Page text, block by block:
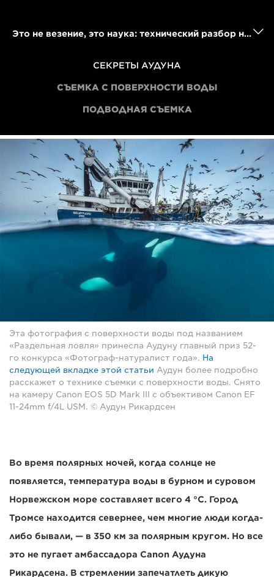
Это не везение, это наука: технический разбор невероятных арктических снимков Аудуна Рикардсена
СЕКРЕТЫ АУДУНА
СЪЕМКА С ПОВЕРХНОСТИ ВОДЫ
ПОДВОДНАЯ СЪЕМКА
Эта фотография с поверхности воды под названием
«Раздельная ловля» принесла Аудуну главный приз 52-
го конкурса «Фотограф-натуралист года». На
следующей вкладке этой статьи Аудун более подробно
расскажет о технике съемки с поверхности воды. Снято
на камеру Canon EOS 5D Mark III с объективом Canon EF
11-24mm f/4L USM. © Аудун Рикардсен
Во время полярных ночей, когда солнце не
появляется, температура воды в бурном и суровом
Норвежском море составляет всего 4 °C. Город
Тромсе находится севернее, чем многие люди когда-
либо бывали, — в 350 км за полярным кругом. Но все
это не пугает амбассадора Canon Аудуна
Рикардсена. В стремлении запечатлеть дикую